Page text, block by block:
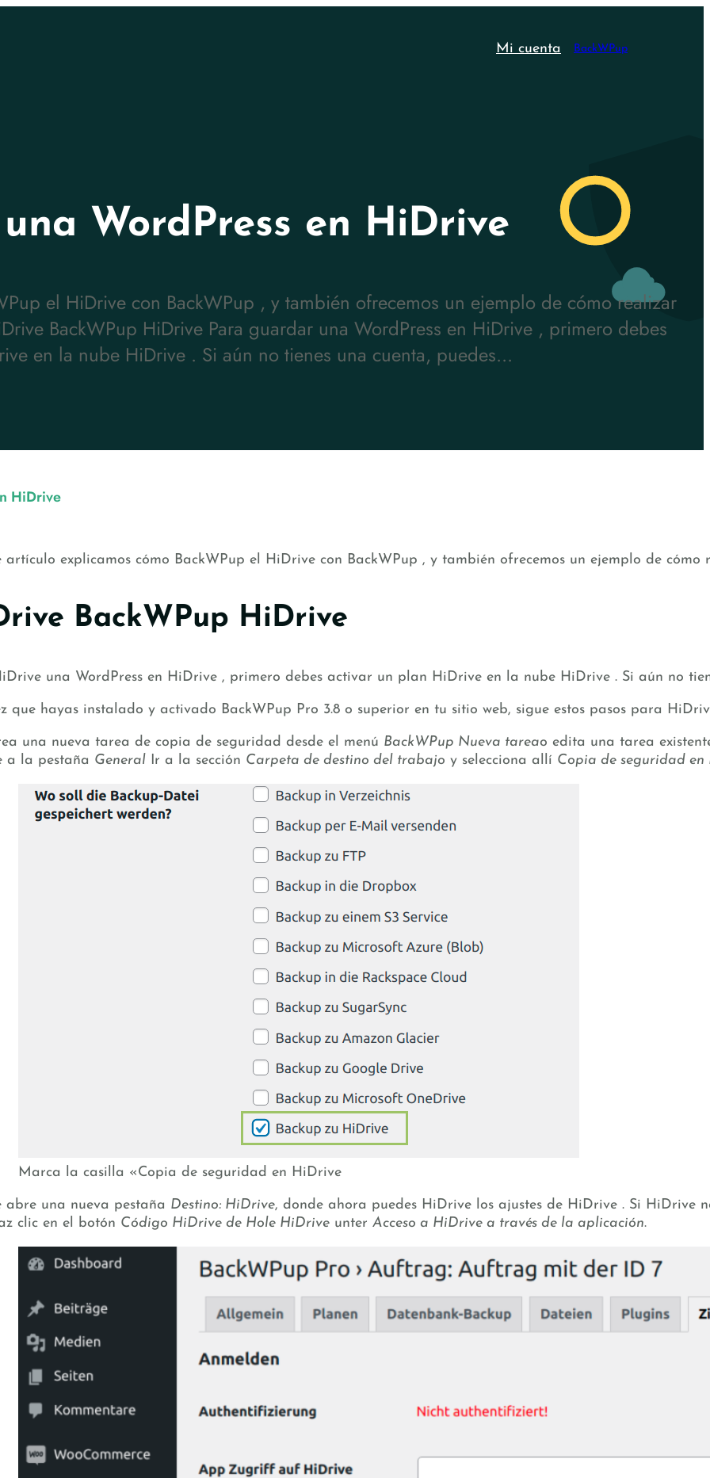
Mi cuenta BackWPup
WordPress en HiDrive
el HiDrive con BackWPup , y también ofrecemos un ejemplo de cómo realizar
BackWPup HiDrive Para guardar una WordPress en HiDrive , primero debes
en la nube HiDrive . Si aún no tienes una cuenta, puedes...
HiDrive
artículo explicamos cómo BackWPup el HiDrive con BackWPup , y también ofrecemos un ejemplo de
BackWPup HiDrive
una WordPress en HiDrive , primero debes activar un plan HiDrive en la nube HiDrive . Si aún no
que hayas instalado y activado BackWPup Pro 3.8 o superior en tu sitio web, sigue estos pasos para
una nueva tarea de copia de seguridad desde el menú BackWPup Nueva tareao edita una tarea
a la pestaña General Ir a la sección Carpeta de destino del trabajo y selecciona allí Copia de seguridad en
Marca la casilla «Copia de seguridad en HiDrive
abre una nueva pestaña Destino: HiDrive, donde ahora puedes HiDrive los ajustes de HiDrive . Si
clic en el botón Código HiDrive de Hole HiDrive unter Acceso a HiDrive a través de la aplicación.